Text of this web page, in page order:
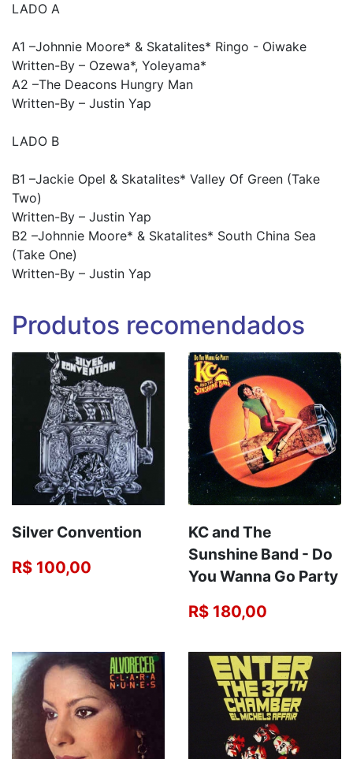
LADO A
A1 –Johnnie Moore* & Skatalites* Ringo - Oiwake
Written-By – Ozewa*, Yoleyama*
A2 –The Deacons Hungry Man
Written-By – Justin Yap
LADO B
B1 –Jackie Opel & Skatalites* Valley Of Green (Take
Two)
Written-By – Justin Yap
B2 –Johnnie Moore* & Skatalites* South China Sea
(Take One)
Written-By – Justin Yap
Produtos recomendados
Silver Convention
R$ 100,00
KC and The
Sunshine Band - Do
You Wanna Go Party
R$ 180,00